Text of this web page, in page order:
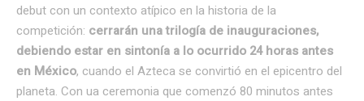
debut con un contexto atípico en la historia de la
competición: cerrarán una trilogía de inauguraciones,
debiendo estar en sintonía a lo ocurrido 24 horas antes
en México, cuando el Azteca se convirtió en el epicentro del
planeta. Con ua ceremonia que comenzó 80 minutos antes